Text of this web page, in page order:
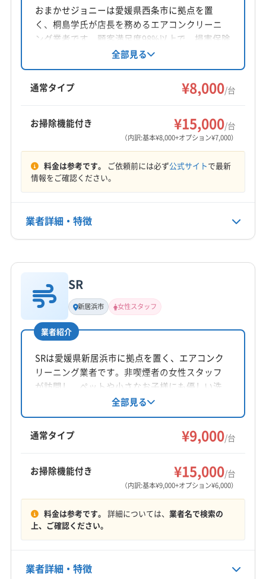
香川県高松市
対応地域
観音寺市 丸亀市
善通寺市
東かがわ市 綾歌郡綾川町
綾歌郡宇多津町
香川郡直島町
仲多度郡琴平町
8:00〜19:00
定休日
電話番号
公式HP
公式サイトを見る
おまかせジョニーは愛媛県西条市に拠点を置
く、桐島学氏が店長を務めるエアコンクリーニ
ング業者です。顧客満足度98%以上で、損害保険
に加入済み。土日祝日も対応可能で、防カビ・
抗菌コーティングも実施しています。クレジッ
トカード払いにも対応。丁寧な作業でエアコン
を綺麗に仕上げます。
全部見る
通常タイプ ¥8,000/台
お掃除機能付き ¥15,000/台
（内訳:基本¥8,000+オプション¥7,000）
料金は参考です。 ご依頼前には必ず公式サイトで最新
情報をご確認ください。
業者詳細・特徴
基本情報
代表者名
桐島学
所在地
愛媛県西条市
対応地域
坂出市
善通寺市
仲多度郡まんのう町
仲多度郡琴平町
仲多度郡多度津町
(愛媛県) 伊予郡松前町
(愛媛県) 伊予郡砥部町
(愛媛県) 四国中央市
(愛媛県) 新居浜市
(愛媛県) 西条市
(愛媛県) 西予市
(愛媛県) 大洲市
(愛媛県) 東温市
(高知県) 香南市
(高知県) 香美市
(高知県) 高知市
(高知県) 土佐市
9:00〜20:00
定休日
電話番号
SR
新居浜市 女性スタッフ
業者紹介
SRは愛媛県新居浜市に拠点を置く、エアコンク
リーニング業者です。非喫煙者の女性スタッフ
が訪問し、ペットや小さなお子様にも優しい洗
剤を使用。防カビ・抗菌コーティングにも対応
しています。新居浜市を中心に今治市、松山市
など幅広いエリアでサービスを提供していま
す。
全部見る
通常タイプ ¥9,000/台
お掃除機能付き ¥15,000/台
（内訳:基本¥9,000+オプション¥6,000）
料金は参考です。 詳細については、 業者名で検索の
上、ご確認ください。
業者詳細・特徴